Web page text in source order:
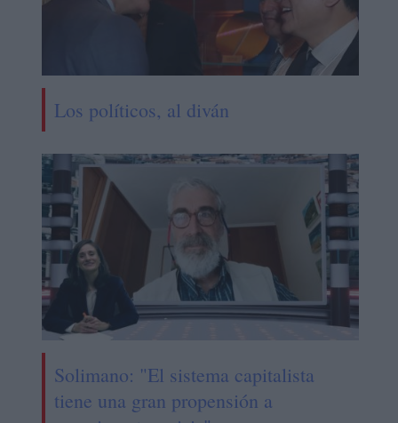
Los políticos, al diván
Solimano: "El sistema capitalista
tiene una gran propensión a